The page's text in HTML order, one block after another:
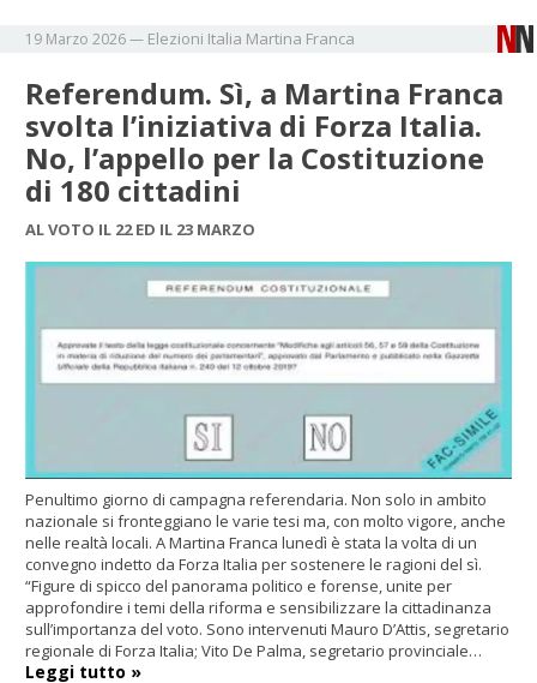
19 Marzo 2026— Elezioni Italia Martina Franca
Referendum. Sì, a Martina Franca
svolta l’iniziativa di Forza Italia.
No, l’appello per la Costituzione
di 180 cittadini
AL VOTO IL 22 ED IL 23 MARZO
Penultimo giorno di campagna referendaria. Non solo in ambito
nazionale si fronteggiano le varie tesi ma, con molto vigore, anche
nelle realtà locali. A Martina Franca lunedì è stata la volta di un
convegno indetto da Forza Italia per sostenere le ragioni del sì.
“Figure di spicco del panorama politico e forense, unite per
approfondire i temi della riforma e sensibilizzare la cittadinanza
sull’importanza del voto. Sono intervenuti Mauro D’Attis, segretario
regionale di Forza Italia; Vito De Palma, segretario provinciale…
Leggi tutto »